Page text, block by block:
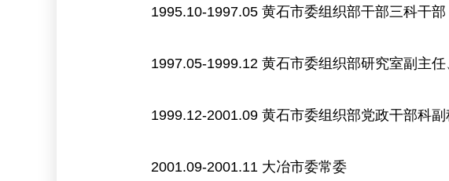
1995.10-1997.05 黄石市委组织部干部三科干部
1997.05-1999.12 黄石市委组织部研究室副主
1999.12-2001.09 黄石市委组织部党政干部科
2001.09-2001.11 大冶市委常委